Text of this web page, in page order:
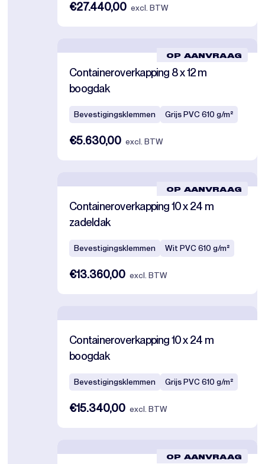
€27.440,00 excl. BTW
OP AANVRAAG
Containeroverkapping 8 x 12 m
boogdak
Bevestigingsklemmen Grijs PVC 610 g/m²
€5.630,00 excl. BTW
OP AANVRAAG
Containeroverkapping 10 x 24 m
zadeldak
Bevestigingsklemmen Wit PVC 610 g/m²
€13.360,00 excl. BTW
Containeroverkapping 10 x 24 m
boogdak
Bevestigingsklemmen Grijs PVC 610 g/m²
€15.340,00 excl. BTW
OP AANVRAAG